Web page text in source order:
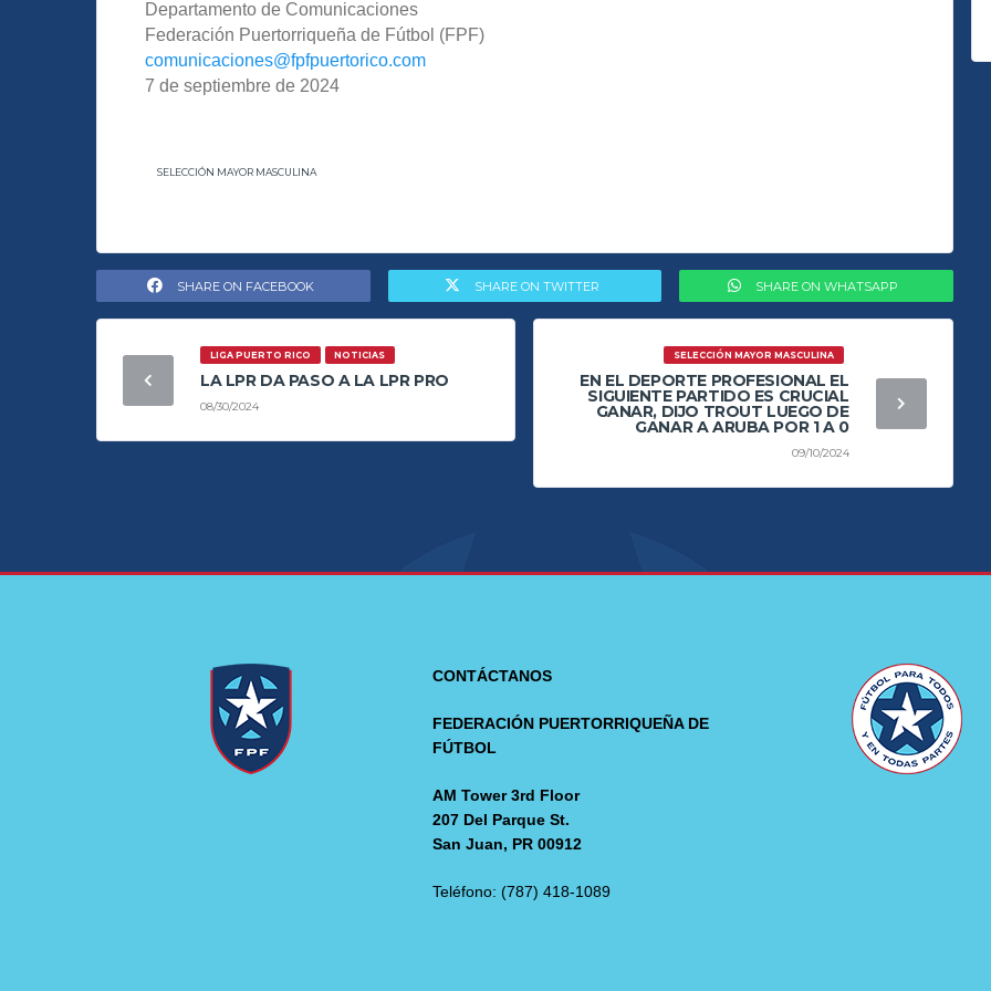
Departamento de Comunicaciones
Federación Puertorriqueña de Fútbol (FPF)
comunicaciones@fpfpuertorico.com
7 de septiembre de 2024
SELECCIÓN MAYOR MASCULINA
SHARE ON FACEBOOK SHARE ON TWITTER SHARE ON WHATSAPP
LIGA PUERTO RICO NOTICIAS
LA LPR DA PASO A LA LPR PRO
08/30/2024
SELECCIÓN MAYOR MASCULINA
EN EL DEPORTE PROFESIONAL EL
SIGUIENTE PARTIDO ES CRUCIAL
GANAR, DIJO TROUT LUEGO DE
GANAR A ARUBA POR 1 A 0
09/10/2024
CONTÁCTANOS
FEDERACIÓN PUERTORRIQUEÑA DE
FÚTBOL
AM Tower 3rd Floor
207 Del Parque St.
San Juan, PR 00912
Teléfono: (787) 418-1089